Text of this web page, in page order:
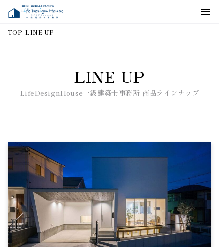
TOP LINE UP
LINE UP
LifeDesignHouse一級建築士事務所 商品ラインナップ